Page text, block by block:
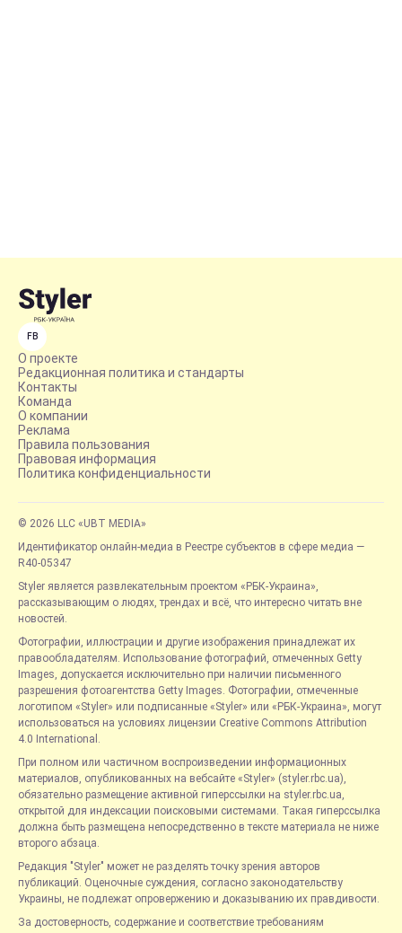
FB
О проекте
Редакционная политика и стандарты
Контакты
Команда
О компании
Реклама
Правила пользования
Правовая информация
Политика конфиденциальности
© 2026 LLC «UBT MEDIA»
Идентификатор онлайн-медиа в Реестре субъектов в сфере медиа —
R40-05347
Styler является развлекательным проектом «РБК-Украина»,
рассказывающим о людях, трендах и всё, что интересно читать вне
новостей.
Фотографии, иллюстрации и другие изображения принадлежат их
правообладателям. Использование фотографий, отмеченных Getty
Images, допускается исключительно при наличии письменного
разрешения фотоагентства Getty Images. Фотографии, отмеченные
логотипом «Styler» или подписанные «Styler» или «РБК-Украина», могут
использоваться на условиях лицензии Creative Commons Attribution
4.0 International.
При полном или частичном воспроизведении информационных
материалов, опубликованных на вебсайте «Styler» (styler.rbc.ua),
обязательно размещение активной гиперссылки на styler.rbc.ua,
открытой для индексации поисковыми системами. Такая гиперссылка
должна быть размещена непосредственно в тексте материала не ниже
второго абзаца.
Редакция "Styler" может не разделять точку зрения авторов
публикаций. Оценочные суждения, согласно законодательству
Украины, не подлежат опровержению и доказыванию их правдивости.
За достоверность, содержание и соответствие требованиям